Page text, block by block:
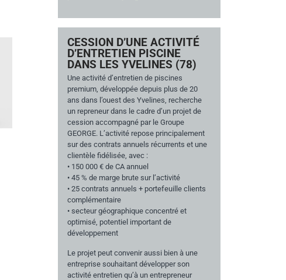
CESSION D’UNE ACTIVITÉ
D’ENTRETIEN PISCINE
DANS LES YVELINES (78)
Une activité d’entretien de piscines
premium, développée depuis plus de 20
ans dans l’ouest des Yvelines, recherche
un repreneur dans le cadre d’un projet de
cession accompagné par le Groupe
GEORGE. L’activité repose principalement
sur des contrats annuels récurrents et une
clientèle fidélisée, avec :
• 150 000 € de CA annuel
• 45 % de marge brute sur l’activité
• 25 contrats annuels + portefeuille clients
complémentaire
• secteur géographique concentré et
optimisé, potentiel important de
développement
Le projet peut convenir aussi bien à une
entreprise souhaitant développer son
activité entretien qu’à un entrepreneur